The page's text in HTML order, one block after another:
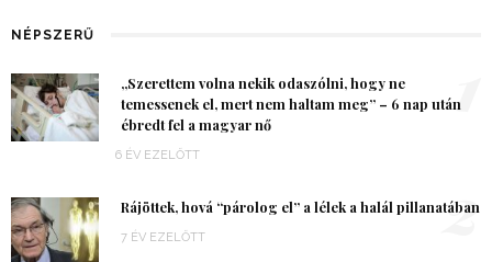
NÉPSZERŰ
„Szerettem volna nekik odaszólni, hogy ne
temessenek el, mert nem haltam meg” – 6 nap után
ébredt fel a magyar nő
6 ÉV EZELŐTT
1
Rájöttek, hová “párolog el” a lélek a halál pillanatában
7 ÉV EZELŐTT 2